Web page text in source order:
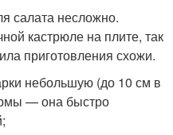
салата несложно.
кастрюле на плите, так
приготовления схожи.
небольшую (до 10 см в
— она быстро